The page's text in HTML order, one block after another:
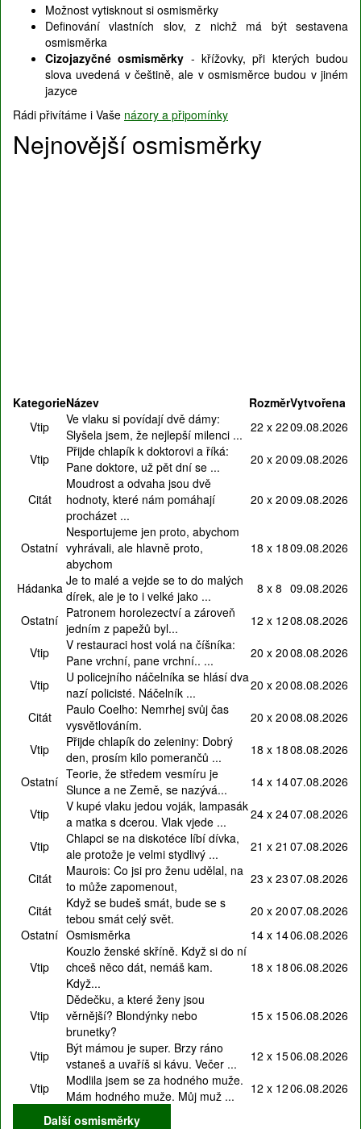
Možnost vytisknout si osmisměrky
Definování vlastních slov, z nichž má být sestavena
osmisměrka
Cizojazyčné osmisměrky - křížovky, při kterých budou
slova uvedená v češtině, ale v osmisměrce budou v jiném
jazyce
Rádi přivítáme i Vaše názory a připomínky
Nejnovější osmisměrky
KategorieNázev RozměrVytvořena
Vtip
Ve vlaku si povídají dvě dámy:
Slyšela jsem, že nejlepší milenci ... 22 x 2209.08.2026
Vtip
Přijde chlapík k doktorovi a říká:
Pane doktore, už pět dní se ...
20 x 2009.08.2026
Citát
Moudrost a odvaha jsou dvě
hodnoty, které nám pomáhají
procházet ...
20 x 2009.08.2026
Ostatní
Nesportujeme jen proto, abychom
vyhrávali, ale hlavně proto,
abychom
18 x 1809.08.2026
Hádanka Je to malé a vejde se to do malých
dírek, ale je to i velké jako ...
8 x 8 09.08.2026
Ostatní Patronem horolezectví a zároveň
jedním z papežů byl...
12 x 1208.08.2026
Vtip
V restauraci host volá na číšníka:
Pane vrchní, pane vrchní.. ...
20 x 2008.08.2026
Vtip
U policejního náčelníka se hlásí dva
nazí policisté. Náčelník ...
20 x 2008.08.2026
Citát
Paulo Coelho: Nemrhej svůj čas
vysvětlováním.
20 x 2008.08.2026
Vtip
Přijde chlapík do zeleniny: Dobrý
den, prosím kilo pomerančů ...
18 x 1808.08.2026
Ostatní Teorie, že středem vesmíru je
Slunce a ne Země, se nazývá...
14 x 1407.08.2026
Vtip
V kupé vlaku jedou voják, lampasák
a matka s dcerou. Vlak vjede ...
24 x 2407.08.2026
Vtip
Chlapci se na diskotéce líbí dívka,
ale protože je velmi stydlivý ...
21 x 21 07.08.2026
Citát
Maurois: Co jsi pro ženu udělal, na
to může zapomenout,
23 x 2307.08.2026
Citát
Když se budeš smát, bude se s
tebou smát celý svět.
20 x 2007.08.2026
Ostatní Osmisměrka 14 x 1406.08.2026
Vtip
Kouzlo ženské skříně. Když si do ní
chceš něco dát, nemáš kam.
Když...
18 x 1806.08.2026
Vtip
Dědečku, a které ženy jsou
věrnější? Blondýnky nebo
brunetky?
15 x 1506.08.2026
Vtip
Být mámou je super. Brzy ráno
vstaneš a uvaříš si kávu. Večer ...
12 x 1506.08.2026
Vtip
Modlila jsem se za hodného muže.
Mám hodného muže. Můj muž ...
12 x 1206.08.2026
Další osmisměrky